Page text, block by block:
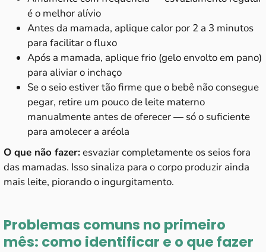
é o melhor alívio
Antes da mamada, aplique calor por 2 a 3 minutos
para facilitar o fluxo
Após a mamada, aplique frio (gelo envolto em pano)
para aliviar o inchaço
Se o seio estiver tão firme que o bebê não consegue
pegar, retire um pouco de leite materno
manualmente antes de oferecer — só o suficiente
para amolecer a aréola
O que não fazer:esvaziar completamente os seios fora
das mamadas. Isso sinaliza para o corpo produzir ainda
mais leite, piorando o ingurgitamento.
Problemas comuns no primeiro
mês: como identificar e o que fazer